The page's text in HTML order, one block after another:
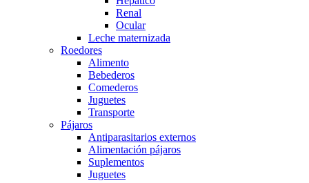
Renal
Ocular
Leche maternizada
Roedores
Alimento
Bebederos
Comederos
Juguetes
Transporte
Pájaros
Antiparasitarios externos
Alimentación pájaros
Suplementos
Juguetes